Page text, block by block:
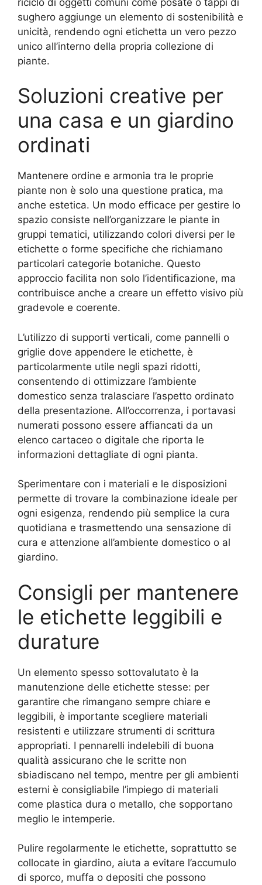
sughero aggiunge un elemento di sostenibilità e
unicità, rendendo ogni etichetta un vero pezzo
unico all’interno della propria collezione di
piante.
Soluzioni creative per
una casa e un giardino
ordinati
Mantenere ordine e armonia tra le proprie
piante non è solo una questione pratica, ma
anche estetica. Un modo efficace per gestire lo
spazio consiste nell’organizzare le piante in
gruppi tematici, utilizzando colori diversi per le
etichette o forme specifiche che richiamano
particolari categorie botaniche. Questo
approccio facilita non solo l’identificazione, ma
contribuisce anche a creare un effetto visivo più
gradevole e coerente.
L’utilizzo di supporti verticali, come pannelli o
griglie dove appendere le etichette, è
particolarmente utile negli spazi ridotti,
consentendo di ottimizzare l’ambiente
domestico senza tralasciare l’aspetto ordinato
della presentazione. All’occorrenza, i portavasi
numerati possono essere affiancati da un
elenco cartaceo o digitale che riporta le
informazioni dettagliate di ogni pianta.
Sperimentare con i materiali e le disposizioni
permette di trovare la combinazione ideale per
ogni esigenza, rendendo più semplice la cura
quotidiana e trasmettendo una sensazione di
cura e attenzione all’ambiente domestico o al
giardino.
Consigli per mantenere
le etichette leggibili e
durature
Un elemento spesso sottovalutato è la
manutenzione delle etichette stesse: per
garantire che rimangano sempre chiare e
leggibili, è importante scegliere materiali
resistenti e utilizzare strumenti di scrittura
appropriati. I pennarelli indelebili di buona
qualità assicurano che le scritte non
sbiadiscano nel tempo, mentre per gli ambienti
esterni è consigliabile l’impiego di materiali
come plastica dura o metallo, che sopportano
meglio le intemperie.
Pulire regolarmente le etichette, soprattutto se
collocate in giardino, aiuta a evitare l’accumulo
di sporco, muffa o depositi che possono